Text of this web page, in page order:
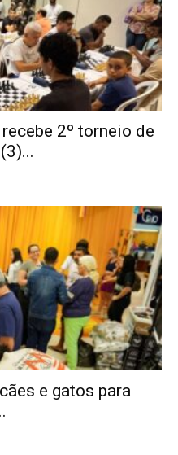
2º torneio de
e gatos para